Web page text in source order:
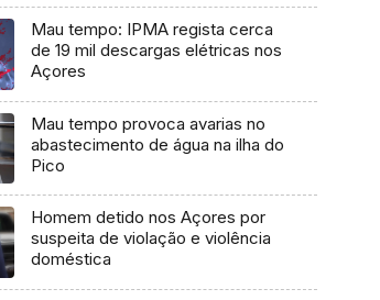
Mau tempo: IPMA regista cerca
de 19 mil descargas elétricas nos
Açores
Mau tempo provoca avarias no
abastecimento de água na ilha do
Pico
Homem detido nos Açores por
suspeita de violação e violência
doméstica